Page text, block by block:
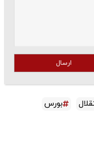
ارسال
بورس